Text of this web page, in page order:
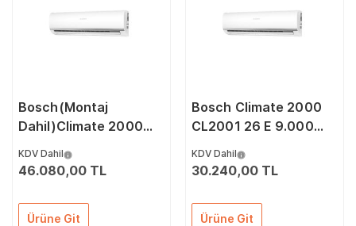
Bosch(Montaj
Dahil)Climate 2000
İnverter Klima
KDV Dahil
46.080,00 TL
Ürüne Git
Bosch Climate 2000
CL2001 26 E 9.000
Klima
KDV Dahil
30.240,00 TL
Ürüne Git